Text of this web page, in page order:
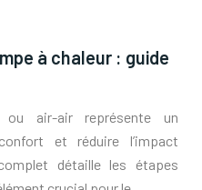
à chaleur : guide
ou air-air représente un
et réduire l’impact
détaille les étapes